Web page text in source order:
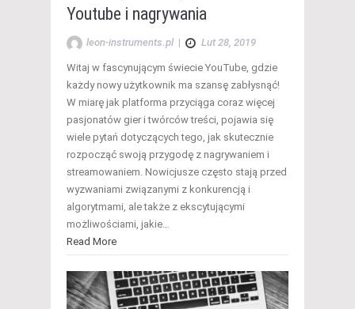
Youtube i nagrywania
leon-instruments.pl | Lut 28, 2019
Witaj w fascynującym świecie YouTube, gdzie
każdy nowy użytkownik ma szansę zabłysnąć!
W miarę jak platforma przyciąga coraz więcej
pasjonatów gier i twórców treści, pojawia się
wiele pytań dotyczących tego, jak skutecznie
rozpocząć swoją przygodę z nagrywaniem i
streamowaniem. Nowicjusze często stają przed
wyzwaniami związanymi z konkurencją i
algorytmami, ale także z ekscytującymi
możliwościami, jakie…
Read More